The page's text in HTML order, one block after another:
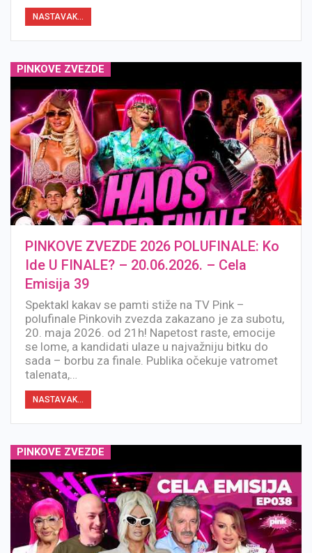
NASTAVAK...
PINKOVE ZVEZDE
PINKOVE ZVEZDE 2026 POLUFINALE: Ko
Ide U FINALE? – 20.06.2026. – Cela
Emisija 39
Spektakl kakav se pamti stiže na TV Pink –
polufinale Pinkovih zvezda zakazano je za subotu,
20. maja 2026. od 21h! Napetost raste, emocije
se lome, a kandidati ulaze u najvažniju bitku do
sada – borbu za finale. Publika očekuje vatromet
talenata,…
NASTAVAK...
PINKOVE ZVEZDE